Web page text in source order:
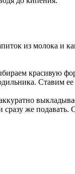
из молока и
красивую
Ставим
же